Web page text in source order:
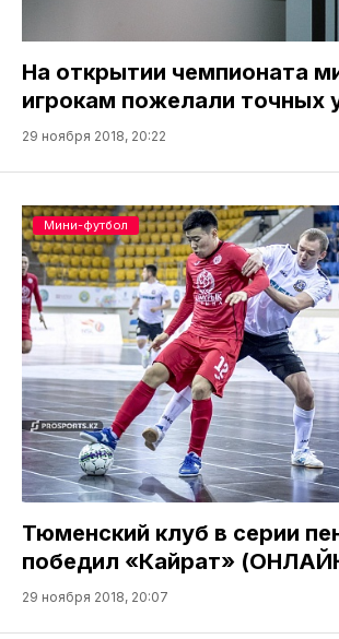
На открытии чемпионата
игрокам пожелали точных
29 ноября 2018, 20:22
Тюменский клуб в серии
победил «Кайрат»
29 ноября 2018, 20:07
Мини-футбол